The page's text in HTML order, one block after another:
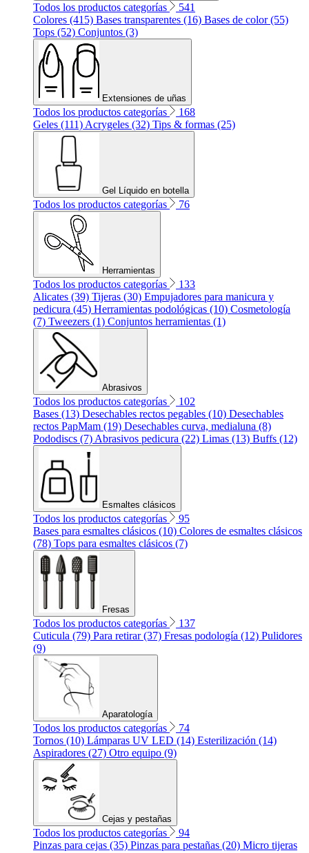
Todos los productos categorías
541
Colores (415) Bases transparentes (16) Bases de color (55)
Tops (52) Conjuntos (3)
Extensiones de uñas
Todos los productos categorías
168
Geles (111) Acrygeles (32) Tips & formas (25)
Gel Líquido en botella
Todos los productos categorías 76
Herramientas
Todos los productos categorías
133
Alicates (39) Tijeras (30) Empujadores para manicura y
pedicura (45) Herramientas podológicas (10) Cosmetología
(7) Tweezers (1) Conjuntos herramientas (1)
Abrasivos
Todos los productos categorías
102
Bases (13) Desechables rectos pegables (10) Desechables
rectos PapMam (19) Desechables curva, medialuna (8)
Pododiscs (7) Abrasivos pedicura (22) Limas (13) Buffs (12)
Esmaltes clásicos
Todos los productos categorías
95
Bases para esmaltes clásicos (10) Colores de esmaltes clásicos
(78) Tops para esmaltes clásicos (7)
Fresas
Todos los productos categorías
137
Cuticula (79) Para retirar (37) Fresas podología (12) Pulidores
(9)
Aparatología
Todos los productos categorías
74
Tornos (10) Lámparas UV LED (14) Esterilización (14)
Aspiradores (27) Otro equipo (9)
Cejas y pestañas
Todos los productos categorías
94
Pinzas para cejas (35) Pinzas para pestañas (20) Micro tijeras